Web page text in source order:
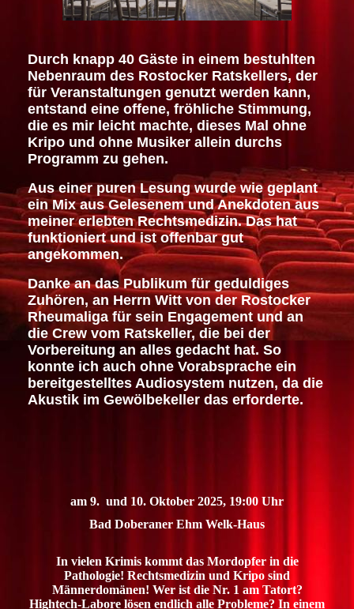
Durch knapp 40 Gäste in einem bestuhlten
Nebenraum des Rostocker Ratskellers, der
für Veranstaltungen genutzt werden kann,
entstand eine offene, fröhliche Stimmung,
die es mir leicht machte, dieses Mal ohne
Kripo und ohne Musiker allein durchs
Programm zu gehen.
Aus einer puren Lesung wurde wie geplant
ein Mix aus Gelesenem und Anekdoten aus
meiner erlebten Rechtsmedizin. Das hat
funktioniert und ist offenbar gut
angekommen.
Danke an das Publikum für geduldiges
Zuhören, an Herrn Witt von der Rostocker
Rheumaliga für sein Engagement und an
die Crew vom Ratskeller, die bei der
Vorbereitung an alles gedacht hat. So
konnte ich auch ohne Vorabsprache ein
bereitgestelltes Audiosystem nutzen, da die
Akustik im Gewölbekeller das erforderte.
am 9. und 10. Oktober 2025, 19:00 Uhr
Bad Doberaner Ehm Welk-Haus
In vielen Krimis kommt das Mordopfer in die
Pathologie! Rechtsmedizin und Kripo sind
Männerdomänen! Wer ist die Nr. 1 am Tatort?
Hightech-Labore lösen endlich alle Probleme? In einem